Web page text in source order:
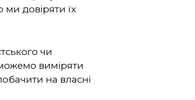
довіряти їх
чи
виміряти
на власні